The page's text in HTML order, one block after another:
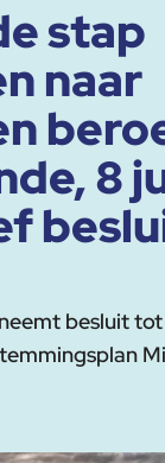
stap
naar
8
besluit